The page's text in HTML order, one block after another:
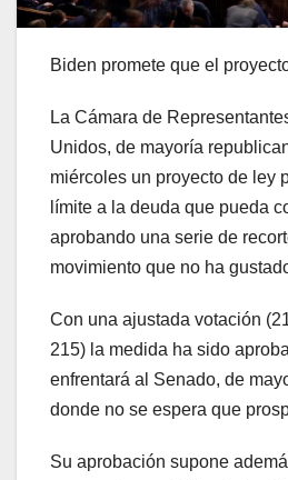
Biden promete que el
La Cámara de
Unidos, de mayoría
miércoles un proyecto de ley
límite a la deuda que pueda
aprobando una serie de
movimiento que no ha
Con una ajustada votación
215) la medida ha sido
enfrentará al Senado, de
donde no se espera que
Su aprobación supone